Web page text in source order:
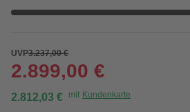
UVP3.237,00 €
2.899,00 €
2.812,03 € mit Kundenkarte